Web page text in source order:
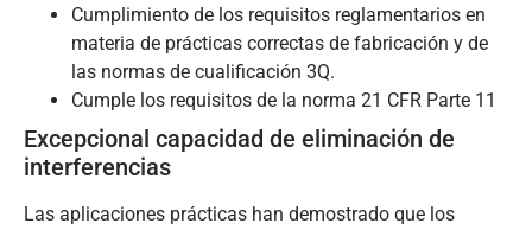
Cumplimiento de los requisitos reglamentarios en
materia de prácticas correctas de fabricación y de
las normas de cualificación 3Q.
Cumple los requisitos de la norma 21 CFR Parte 11
Excepcional capacidad de eliminación de
interferencias
Las aplicaciones prácticas han demostrado que los